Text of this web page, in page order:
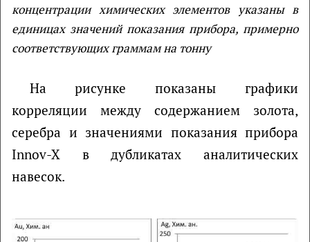
концентрации химических элементов указаны в
единицах значений показания прибора, примерно
соответствующих граммам на тонну
На рисунке показаны графики
корреляции между содержанием золота,
серебра и значениями показания прибора
Innov-X в дубликатах аналитических
навесок.